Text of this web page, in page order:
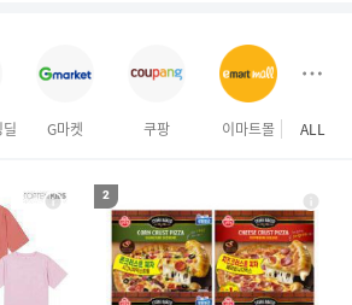
13 팔찌부자재
디오션리조트
18 테프론 테이프
스투시 키즈
ALL
G마켓 쿠팡 이마트몰 롯데
2